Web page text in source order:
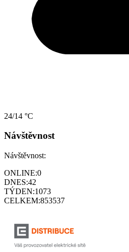
24/14 °C
Návštěvnost
Návštěvnost:
ONLINE:0
DNES:42
TÝDEN:1073
CELKEM:853537